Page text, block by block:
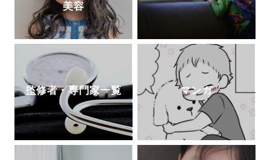
美容
監修者・専門家一覧 マンガ